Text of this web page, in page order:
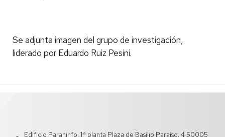
Se adjunta imagen del grupo de investigación,
liderado por Eduardo Ruiz Pesini.
Edificio Paraninfo, 1.ª planta Plaza de Basilio Paraíso, 4 50005